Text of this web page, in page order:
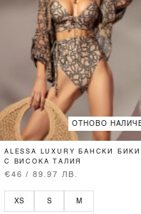
ОТНОВО
ALESSA LUXURY БАНСКИ
С ВИСОКА ТАЛИЯ
€46 / 89.97 ЛВ.
XS S M